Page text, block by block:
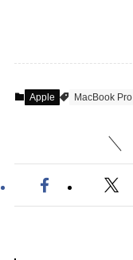
Apple MacBook Pro